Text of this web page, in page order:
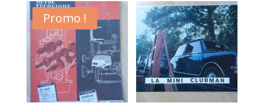
8,00 €.5,00 €.
était :
8,00 €.
est :
5,00 €.
Promo !